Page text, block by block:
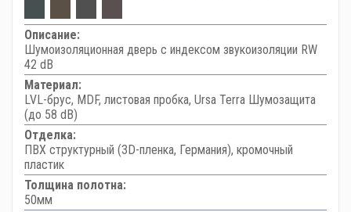
Описание:
Шумоизоляционная дверь с индексом звукоизоляции RW
42 dB
Материал:
LVL-брус, MDF, листовая пробка, Ursa Terra Шумозащита
(до 58 dB)
Отделка:
ПВХ структурный (3D-пленка, Германия), кромочный
пластик
Толщина полотна:
50мм